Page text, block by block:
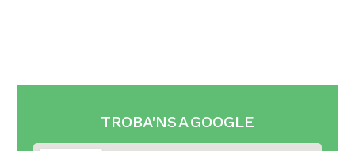
TROBA'NS A GOOGLE